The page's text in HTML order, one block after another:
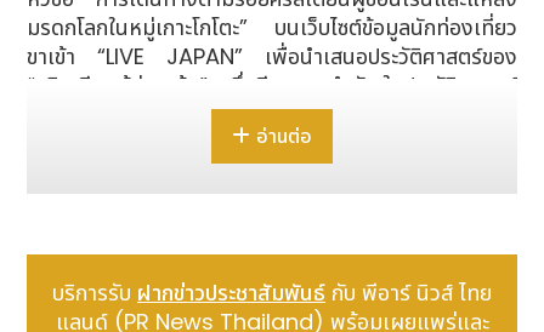
มรดกโลกในหมู่เกาะโกโตะ” บนเว็บไซต์ข้อมูลนักท่องเที่ยว
ขาเข้า “LIVE JAPAN” เพื่อนำเสนอประวัติศาสตร์ของ
“คริสเตียนผู้ซ่อนเร้น” ซึ่งมีบทบาทสำคัญในประวัติศาสตร์
ศาสนาคริสต์ของญี่ปุ่น รวมถึงเสน่ห์ของกลุ่มคริสตจักร
มรดกโลกอันเป็นแหล่งรวมศรัทธาของคริสเตียนทั้งใน
ประเทศและต่างประเทศ
ความเป็นมาของการเผยแพร่บทความ: คุณค่าพิเศษของโก
โตะ เกาะแห่งศรัทธา
อ่านต่อ
บริการรับ ฝากข่าวประชาสัมพันธ์ กับ พีอาร์ นิวส์ ไทย
แลนด์ (PR News Thailand) พร้อมเผยแพร่และ